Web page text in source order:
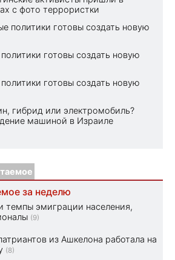
с фото террористки
политики готовы создать новую
готовы создать новую
готовы создать новую
гибрид или электромобиль?
машиной в Израиле
за неделю
темпы эмиграции населения,
(9)
из Ашкелона работала на
(8)